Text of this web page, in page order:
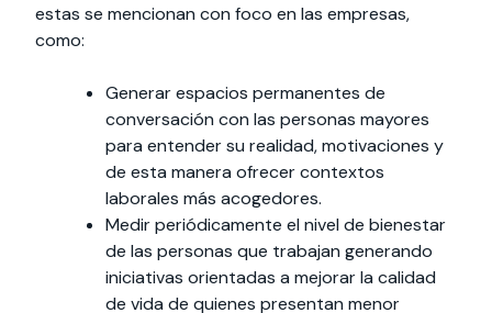
estas se mencionan con foco en las empresas,
como:
Generar espacios permanentes de
conversación con las personas mayores
para entender su realidad, motivaciones y
de esta manera ofrecer contextos
laborales más acogedores.
Medir periódicamente el nivel de bienestar
de las personas que trabajan generando
iniciativas orientadas a mejorar la calidad
de vida de quienes presentan menor